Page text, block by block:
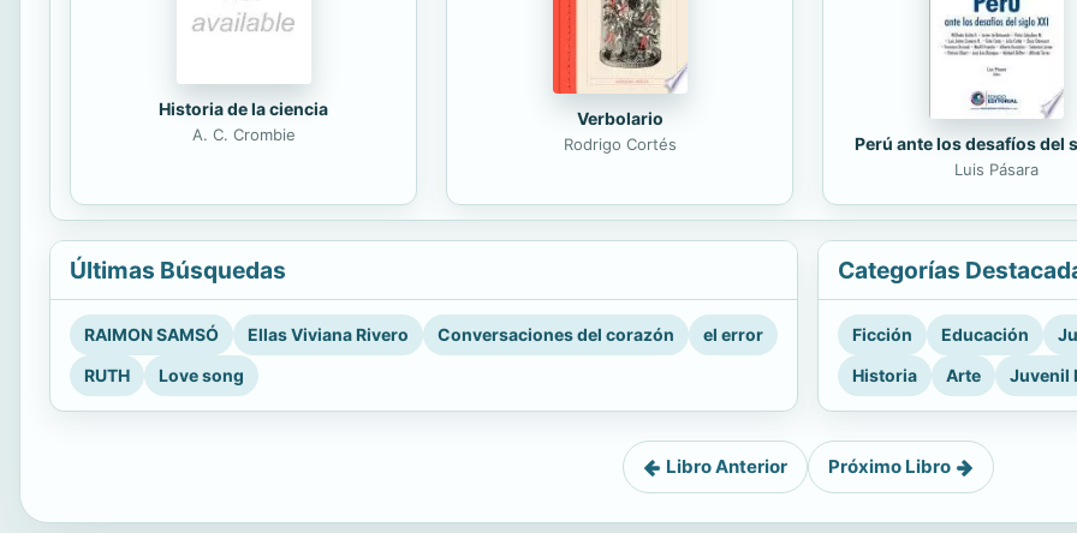
Historia de la ciencia
A. C. Crombie
Verbolario
Rodrigo Cortés Perú ante los desafíos del
Luis Pásara
Últimas Búsquedas
RAIMON SAMSÓ Ellas Viviana Rivero Conversaciones del corazón
el error
RUTH
Love song
Categorías
Ficción Educación
Historia
Arte Juvenil
Libro Anterior Próximo Libro